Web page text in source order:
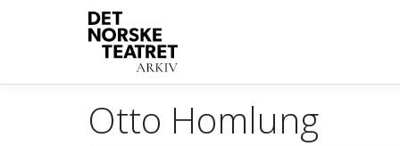
Otto Homlung